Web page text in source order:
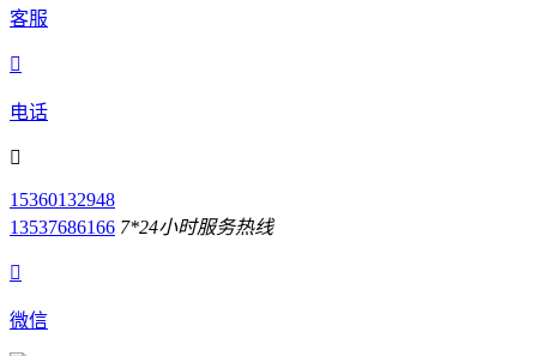
客服

电话

15360132948
13537686166 7*24小时服务热线

微信